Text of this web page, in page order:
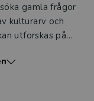
gamla frågor
kulturarv och
utforskas på
digitala